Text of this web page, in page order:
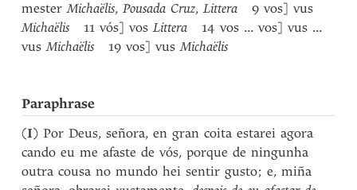
mesterMichaëlis,Pousada Cruz,Littera9 vos] vus
Michaëlis 11 vós] vosLittera 14 vos ... vos] vus ...
vusMichaëlis 19 vos] vusMichaëlis
Paraphrase
(I) Por Deus, señora, en gran coita estarei agora
cando eu me afaste de vós, porque de ningunha
outra cousa no mundo hei sentir gusto; e, miña